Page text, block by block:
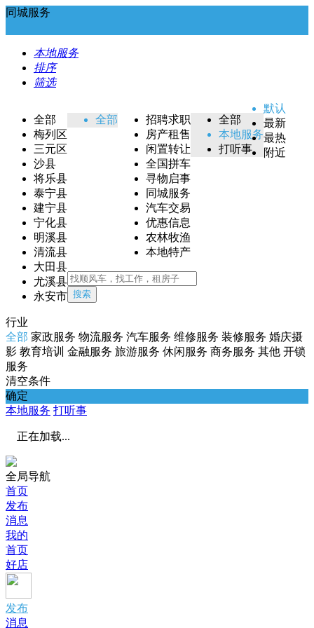
同城服务
本地服务
排序
筛选
全部
梅列区
三元区
沙县
将乐县
泰宁县
建宁县
宁化县
明溪县
清流县
大田县
尤溪县
永安市
全部
招聘求职
房产租售
闲置转让
全国拼车
寻物启事
同城服务
汽车交易
优惠信息
农林牧渔
本地特产
全部
本地服务
打听事
默认
最新
最热
附近
行业
全部 家政服务 物流服务 汽车服务 维修服务 装修服务 婚庆摄
影 教育培训 金融服务 旅游服务 休闲服务 商务服务 其他 开锁
服务
清空条件
确定
搜索
本地服务 打听事
正在加载...
全局导航
首页
发布
消息
我的
首页
好店
发布
消息